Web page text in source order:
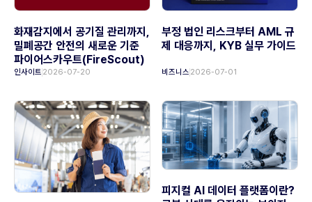
화재감지에서 공기질 관리까지,
밀폐공간 안전의 새로운 기준
파이어스카우트(FireScout)
인사이트 2026-07-20
부정 법인 리스크부터 AML 규
제 대응까지, KYB 실무 가이드
비즈니스 2026-07-01
피지컬 AI 데이터 플랫폼이란?